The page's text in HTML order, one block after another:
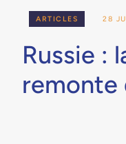
Russie :
remonte
28
ARTICLES